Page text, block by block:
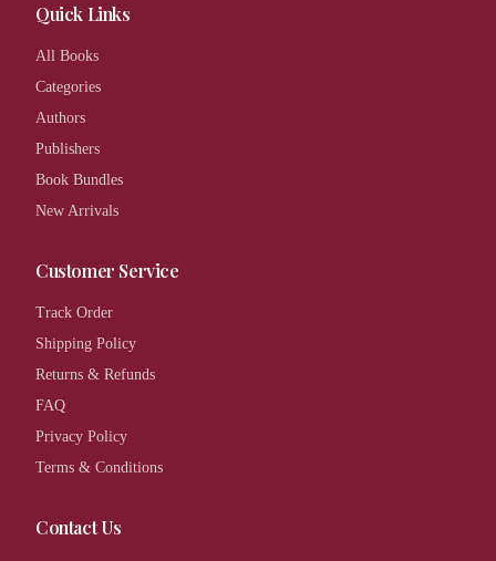
Quick Links
All Books
Categories
Authors
Publishers
Book Bundles
New Arrivals
Customer Service
Track Order
Shipping Policy
Returns & Refunds
FAQ
Privacy Policy
Terms & Conditions
Contact Us